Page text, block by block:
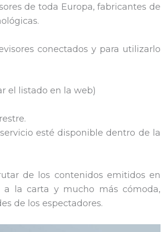
de toda Europa, fabricantes de
conectados y para utilizarlo
el listado en la web)
esté disponible dentro de la
de los contenidos emitidos en
la carta y mucho más cómoda,
de los espectadores.